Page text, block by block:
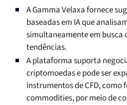
A Gamma Velaxa fornece
baseadas em IA que
simultaneamente em busca
tendências.
A plataforma suporta
criptomoedas e pode ser
instrumentos de CFD, como
commodities, por meio de